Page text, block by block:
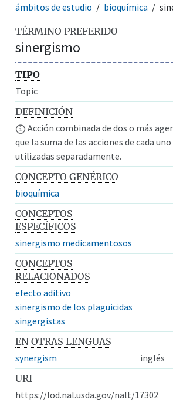
ámbitos de estudio bioquímica
TÉRMINO PREFERIDO
sinergismo
TIPO
Topic
DEFINICIÓN
Acción combinada de dos o más
que la suma de las acciones de cada
utilizadas separadamente.
CONCEPTO GENÉRICO
bioquímica
CONCEPTOS
ESPECÍFICOS
sinergismo medicamentosos
CONCEPTOS
RELACIONADOS
efecto aditivo
sinergismo de los plaguicidas
singergistas
EN OTRAS LENGUAS
synergism
inglés
URI
https://lod.nal.usda.gov/nalt/17302